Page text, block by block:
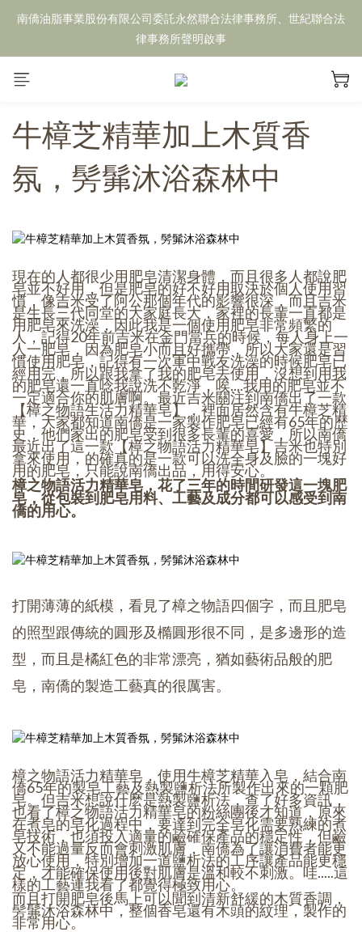
南僑油脂事業股份有限公司委託永然聯合法律事務所、世紀聯合法
律事務所聲明啟事
牛樟芝精華加上木質香
氛，髣髴沐浴森林中
現在的人都很少用肥皂清潔身體，而且很多人都說肥
皂並不好用，但是肥皂的好不好用取決於個人使用習
慣，像吉米受了阿公那個年代的影響很深，而且吉米
是生長三代同堂的大家庭長大，家裡的長輩一直都是
用肥皂來洗澡，因此我是一個使用肥皂非常頻繁的
人，記得20年前吉米在金門當兵的時候，每人身上一
人一肥皂，因為肥皂小而且好攜帶，所以大家還是習
慣使用肥皂，記得有一次軍中戰友洗澡的時候肥皂已
經用完，所以跟我拿了我的肥皂去使用，沒想到用我
的肥皂還一直唸我說洗不乾淨，唉....我用的肥皂並不
一定適合你的肌膚啊。最近吉米關注到南僑出了一款
【樟之物語生活力精華皂】，裡面居然含有牛樟芝精
華，大家都知道南僑是一家製作肥皂已經有65年的歷
史，他們家出的肥皂受到很多長輩的喜愛，所以南僑
最近出了這一款【樟之物語活力精華皂】吉米也特別
拿來使用，的確真的是一款可以洗全身及臉的一塊好
用的肥皂，只能說南僑出品，用得安心。
樟之物語活力精華皂，花了三年的時間研發這一塊肥
皂，從包裝到肥皂用料、工藝及成分都可以感受到南
僑的用心。
打開薄薄的紙模，看見了樟之物語四個字，而且肥皂
的照型跟傳統的圓形及橢圓形很不同，是多邊形的造
型，而且是橘紅色的非常漂亮，猶如藝術品般的肥
皂，南僑的製造工藝真的很厲害。
樟之物語活力精華皂，使用牛樟芝精華入皂，結合南
僑65年的製皂工藝及熱製鹽析法所製作出來的一顆肥
皂。但吉米想說什麽是熱製鹽析法，查了好多資訊，
也看了樟之物語活力精華皂的粉絲團後才知道，原來
在煮皂的皂化過程中，要達到完全皂化需要熟練的煮
皂技術，也須投入適量的鹼確保產品的穩定性，但鹼
又不能過量反而會刺激肌膚，南僑為了讓消費者能更
放心使用，特別增加一道鹽析法的工序讓產品能更穩
定，才能確保使用後對肌膚是溫和較不刺激。哇.....這
樣的工藝連我看了都覺得極致用心。
而且打開肥皂後馬上可以聞到清新舒緩的木質香調，
髣髴沐浴森林中，整個香皂還有木頭的紋理，製作的
非常用心。